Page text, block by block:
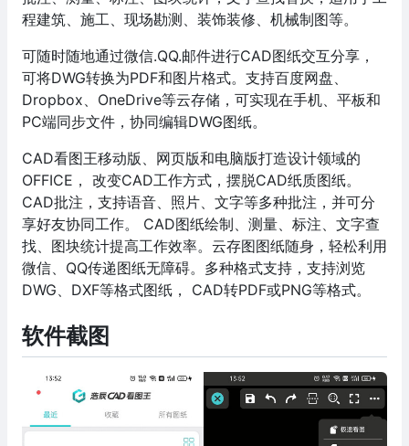
程建筑、施工、现场勘测、装饰装修、机械制图等。
可随时随地通过微信.QQ.邮件进行CAD图纸交互分享，
可将DWG转换为PDF和图片格式。支持百度网盘、
Dropbox、OneDrive等云存储，可实现在手机、平板和
PC端同步文件，协同编辑DWG图纸。
CAD看图王移动版、网页版和电脑版打造设计领域的
OFFICE， 改变CAD工作方式，摆脱CAD纸质图纸。
CAD批注，支持语音、照片、文字等多种批注，并可分
享好友协同工作。 CAD图纸绘制、测量、标注、文字查
找、图块统计提高工作效率。云存图图纸随身，轻松利用
微信、QQ传递图纸无障碍。多种格式支持，支持浏览
DWG、DXF等格式图纸， CAD转PDF或PNG等格式。
软件截图